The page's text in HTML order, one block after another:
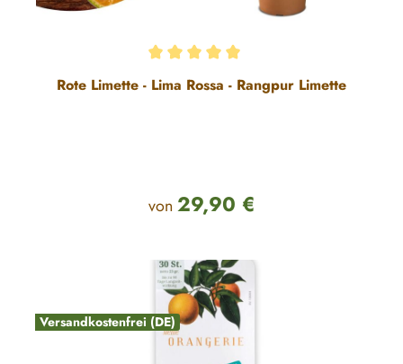
Durchschnittliche Bewertung von 5 von 5 Sternen
Rote Limette - Lima Rossa - Rangpur Limette
Regulärer Preis:
von 29,90 €
Versandkostenfrei (DE)